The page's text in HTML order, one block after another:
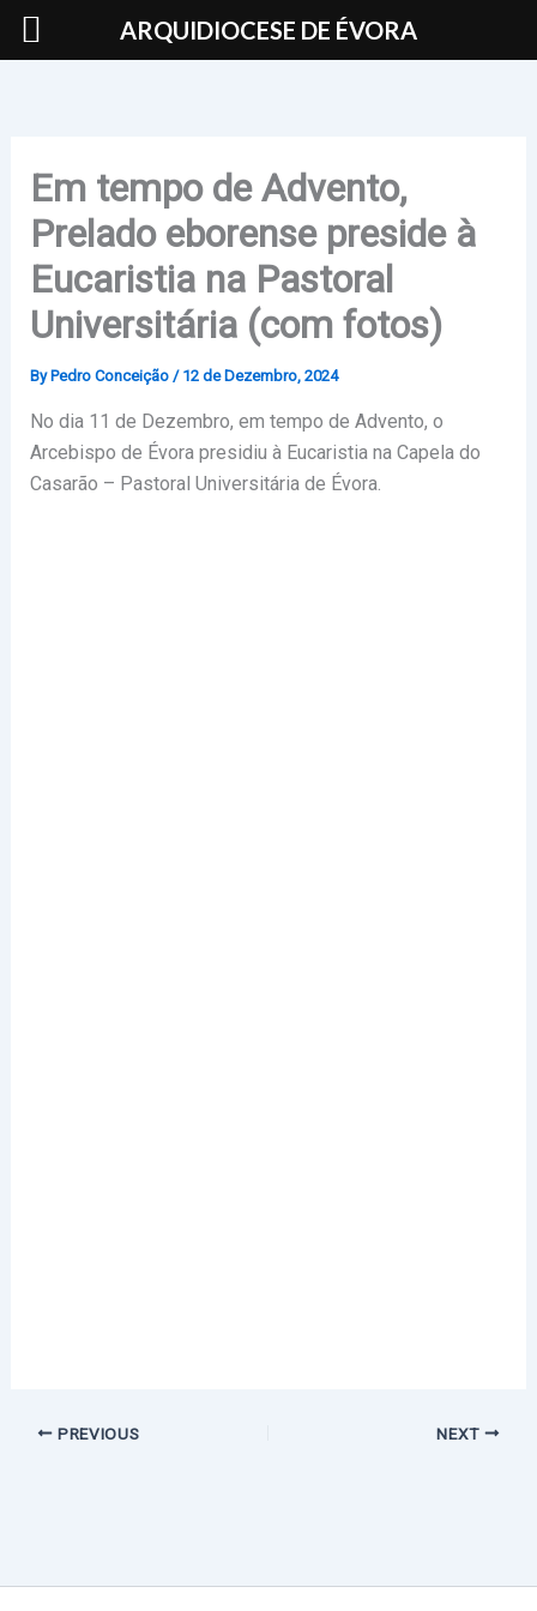
Skip
Em tempo de Advento,
Prelado eborense preside à
Eucaristia na Pastoral
Universitária (com fotos)
By Pedro Conceição / 12 de Dezembro, 2024
No dia 11 de Dezembro, em tempo de Advento, o
Arcebispo de Évora presidiu à Eucaristia na Capela do
Casarão – Pastoral Universitária de Évora.
PREVIOUS NEXT
ARQUIDIOCESE DE ÉVORA